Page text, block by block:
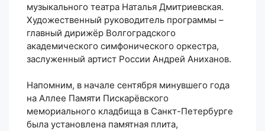
музыкального театра Наталья Дмитриевская.
Художественный руководитель программы –
главный дирижёр Волгоградского
академического симфонического оркестра,
заслуженный артист России Андрей Аниханов.
Напомним, в начале сентября минувшего года
на Аллее Памяти Пискарёвского
мемориального кладбища в Санкт-Петербурге
была установлена памятная плита,